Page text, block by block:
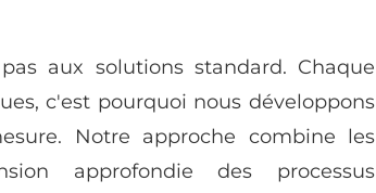
aux solutions standard. Chaque
c'est pourquoi nous développons
Notre approche combine les
approfondie des processus